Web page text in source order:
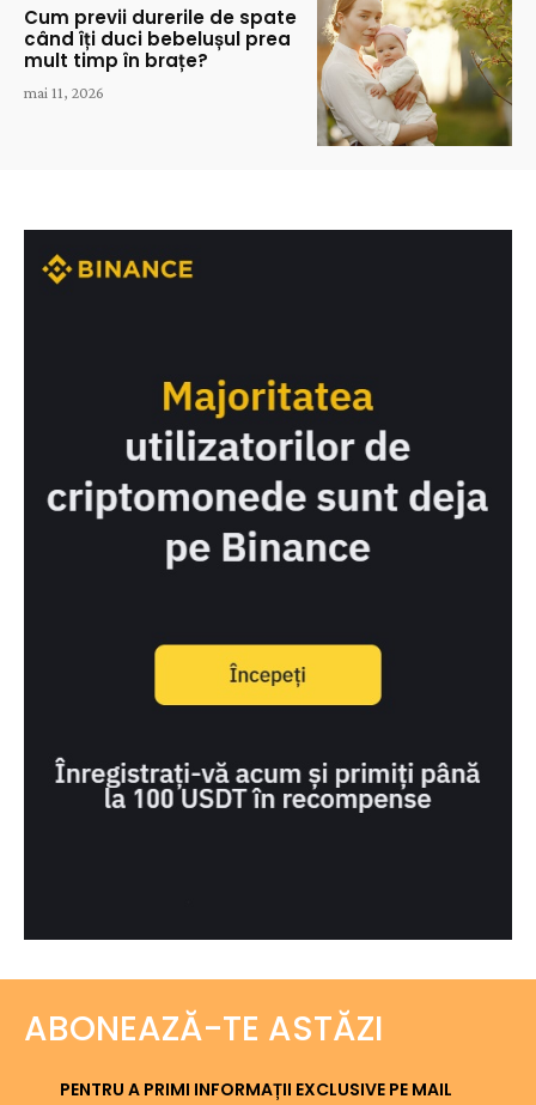
Cum previi durerile de spate
când îți duci bebelușul prea
mult timp în brațe?
mai 11, 2026
ABONEAZĂ-TE ASTĂZI
PENTRU A PRIMI INFORMAȚII EXCLUSIVE PE MAIL